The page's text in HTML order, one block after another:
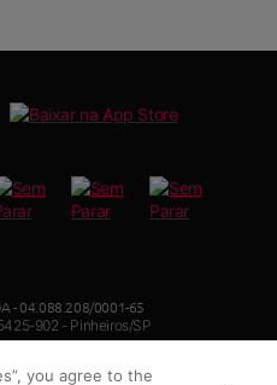
- 04.088.208/0001-65
902 - Pinheiros/SP
you agree to the